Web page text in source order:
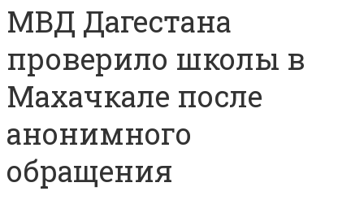
МВД Дагестана
проверило школы в
Махачкале после
анонимного
обращения